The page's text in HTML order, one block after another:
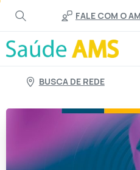
conteúdo
FALE COM O
BUSCA DE REDE